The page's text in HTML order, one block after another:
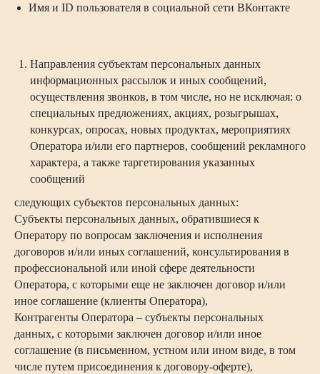
Имя и ID пользователя в социальной сети ВКонтакте
Направления субъектам персональных данных
информационных рассылок и иных сообщений,
осуществления звонков, в том числе, но не исключая: о
специальных предложениях, акциях, розыгрышах,
конкурсах, опросах, новых продуктах, мероприятиях
Оператора и/или его партнеров, сообщений рекламного
характера, а также таргетирования указанных
сообщений
следующих субъектов персональных данных:
Субъекты персональных данных, обратившиеся к
Оператору по вопросам заключения и исполнения
договоров и/или иных соглашений, консультирования в
профессиональной или иной сфере деятельности
Оператора, с которыми еще не заключен договор и/или
иное соглашение (клиенты Оператора),
Контрагенты Оператора – субъекты персональных
данных, с которыми заключен договор и/или иное
соглашение (в письменном, устном или ином виде, в том
числе путем присоединения к договору-оферте),